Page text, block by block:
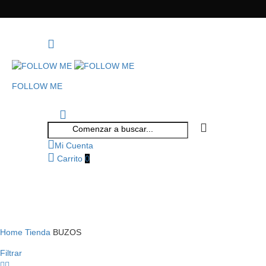
FOLLOW ME
Mi Cuenta
Carrito 0
Home Tienda BUZOS
Filtrar